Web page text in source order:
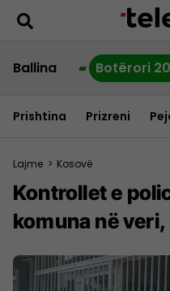
Ballina Botërori
Prishtina Prizreni
Lajme > Kosovë
Kontrollet e
komuna në